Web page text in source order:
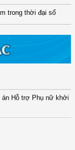
trong thời đại số
QĐ-TTg ngày
mục tiêu quốc gia
72-NQ/TW ngày
án Hỗ trợ Phụ nữ khởi